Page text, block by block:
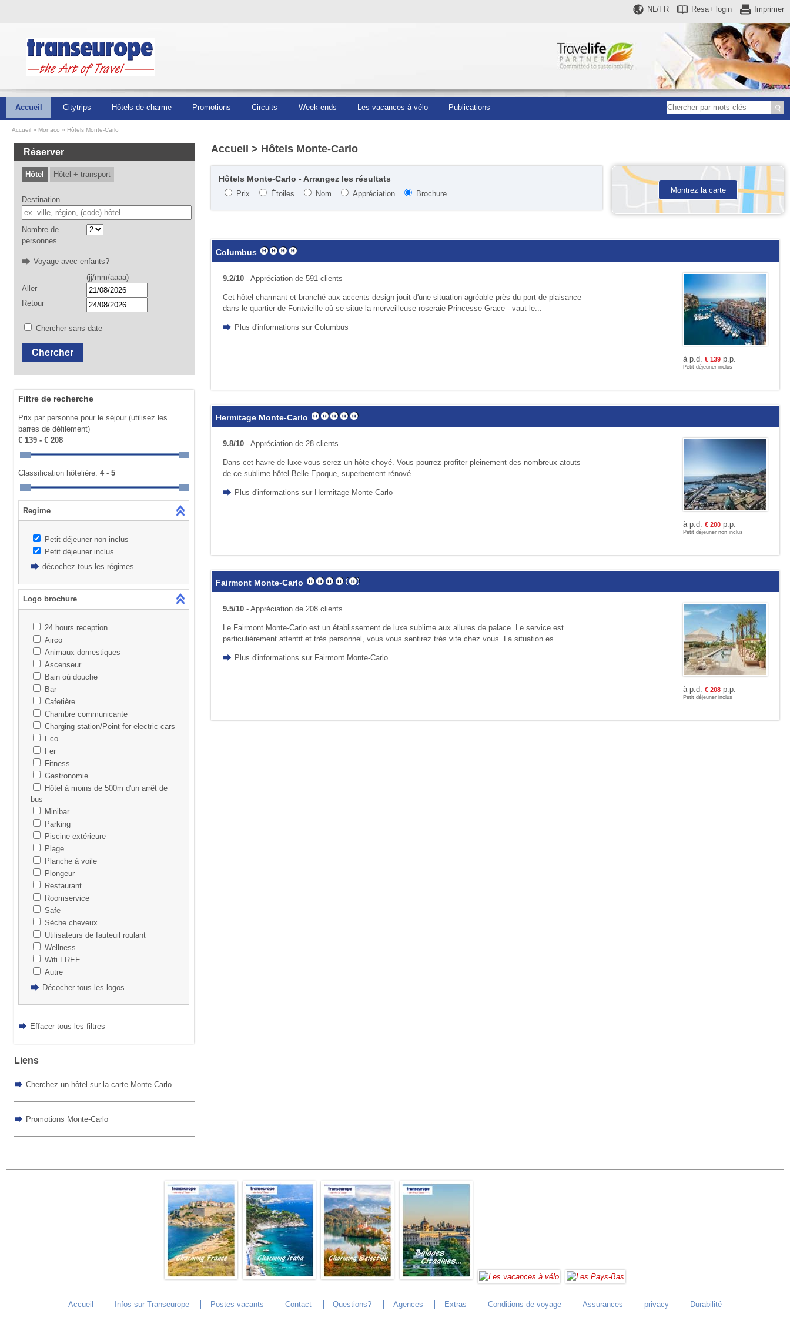
Imprimer
Resa+ login
NL/FR
Accueil Citytrips Hôtels de charme Promotions Circuits Week-ends Les vacances à vélo Publications
Accueil Monaco Hôtels Monte-Carlo
Réserver
Hôtel Hôtel + transport
Destination
Nombre de
personnes
Voyage avec enfants?
(jj/mm/aaaa)
Aller
Retour
Chercher sans date
Filtre de recherche
Prix par personne pour le séjour (utilisez les
barres de défilement)
€ 139 - € 208
Classification hôtelière:4 - 5
Regime
Petit déjeuner non inclus
Petit déjeuner inclus
décochez tous les régimes
Logo brochure
24 hours reception
Airco
Animaux domestiques
Ascenseur
Bain où douche
Bar
Cafetière
Chambre communicante
Charging station/Point for electric cars
Eco
Fer
Fitness
Gastronomie
bus
Minibar
Parking
Piscine extérieure
Plage
Planche à voile
Plongeur
Restaurant
Roomservice
Safe
Sèche cheveux
Utilisateurs de fauteuil roulant
Wellness
Wifi FREE
Autre
Décocher tous les logos
Effacer tous les filtres
Liens
Cherchez un hôtel sur la carte Monte-Carlo
Promotions Monte-Carlo
Accueil > Hôtels Monte-Carlo
Hôtels Monte-Carlo - Arrangez les résultats
Prix Étoiles Nom Appréciation Brochure Montrez la carte
Columbus
9.2/10- Appréciation de 591 clients
Cet hôtel charmant et branché aux accents design jouit d'une situation agréable près du port de plaisance
dans le quartier de Fontvieille où se situe la merveilleuse roseraie Princesse Grace - vaut le...
Plus d'informations sur Columbus
à p.d. € 139p.p.
Petit déjeuner inclus
Hermitage Monte-Carlo
9.8/10- Appréciation de 28 clients
Dans cet havre de luxe vous serez un hôte choyé. Vous pourrez profiter pleinement des nombreux atouts
de ce sublime hôtel Belle Epoque, superbement rénové.
Plus d'informations sur Hermitage Monte-Carlo
à p.d. € 200p.p.
Petit déjeuner non inclus
Fairmont Monte-Carlo
9.5/10- Appréciation de 208 clients
Le Fairmont Monte-Carlo est un établissement de luxe sublime aux allures de palace. Le service est
particulière­ment attentif et très personnel, vous vous sentirez très vite chez vous. La situation es...
Plus d'informations sur Fairmont Monte-Carlo
à p.d. € 208p.p.
Petit déjeuner inclus
Accueil Infos sur Transeurope Postes vacants Contact Questions? Agences Extras Conditions de voyage Assurances privacy Durabilité